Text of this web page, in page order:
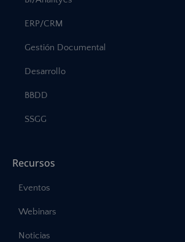
ERP/CRM
Gestión Documental
Desarrollo
BBDD
SSGG
Recursos
Eventos
Webinars
Noticias